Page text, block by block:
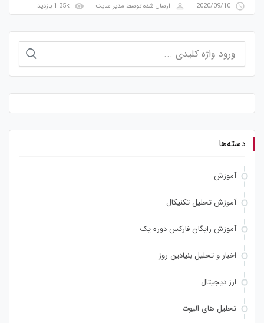
access_time
2020/09/10
perm_identity ارسال شده توسط مدیر سایت visibility
جستجو
برای:
دسته‌ها
آموزش
آموزش تحلیل تکنیکال
آموزش رایگان فارکس دوره یک
اخبار و تحلیل بنیادین روز
ارز دیجیتال
تحلیل های الیوت